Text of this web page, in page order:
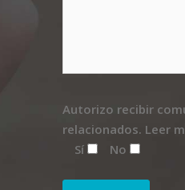
Autorizo recibir
relacionados. Leer
Sí
No